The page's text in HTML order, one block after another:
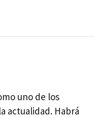
uno de los
actualidad. Habrá